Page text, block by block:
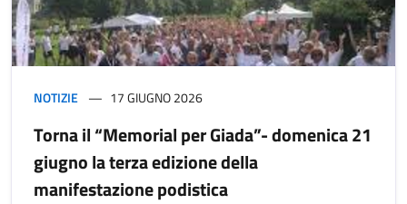
NOTIZIE 17 GIUGNO 2026
Torna il “Memorial per Giada”- domenica 21
giugno la terza edizione della
manifestazione podistica